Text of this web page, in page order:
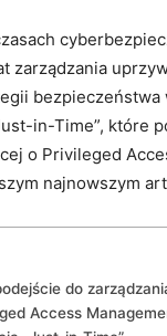
zarządzania
in-Time”, które
o Privileged
najnowszym‍
do
Access